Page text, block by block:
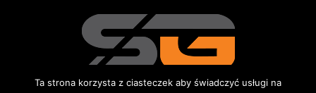
Ta strona korzysta z ciasteczek aby świadczyć usługi na